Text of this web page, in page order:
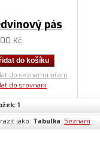
pás
Kč
do košíku
do seznamu přání
do srovnání
1
jako: Tabulka Seznam